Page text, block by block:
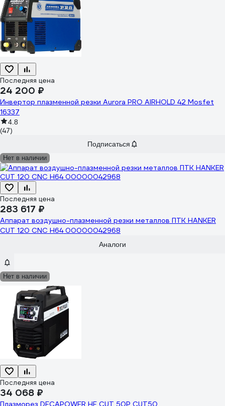
Последняя цена
24 200 ₽
Инвертор плазменной резки Aurora PRO AIRHOLD 42 Mosfet
16337
4.8
(47)
Подписаться
Нет в наличии
Последняя цена
283 617 ₽
Аппарат воздушно-плазменной резки металлов ПТК HANKER
CUT 120 CNC H64 00000042968
Аналоги
Нет в наличии
Последняя цена
34 068 ₽
Плазморез DECAPOWER HF CUT 50P CUT50